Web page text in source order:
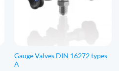
Gauge Valves DIN 16272 types
A